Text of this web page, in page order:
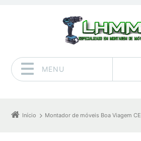
MENU
Início Montador de móveis Boa Viagem CE